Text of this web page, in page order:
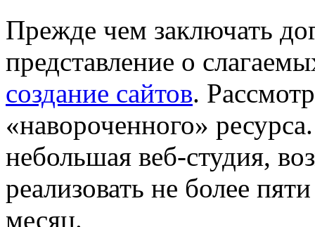
Прежде чем заключать
представление о
создание сайтов.
«навороченного»
небольшая веб-студия,
реализовать не более
месяц.